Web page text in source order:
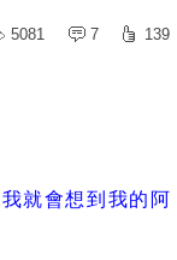
5081
7 139
就會想到我的阿